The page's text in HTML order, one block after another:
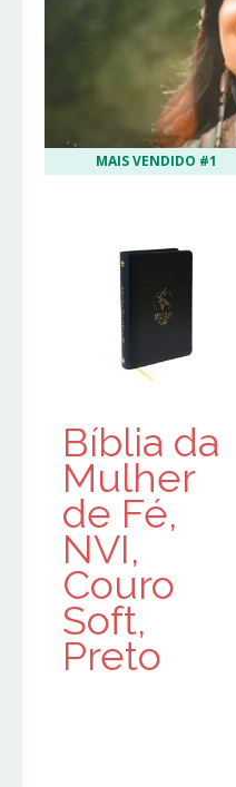
MAIS VENDIDO #1
Bíblia da
Mulher
de Fé,
NVI,
Couro
Soft,
Preto